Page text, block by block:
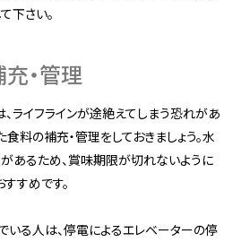
下さい。
・管理
ライフラインが途絶えてしまう恐れがあ
料の補充・管理をしておきましょう。水
あるため、賞味期限が切れないように
すめです。
いる人は、停電によるエレベーターの停